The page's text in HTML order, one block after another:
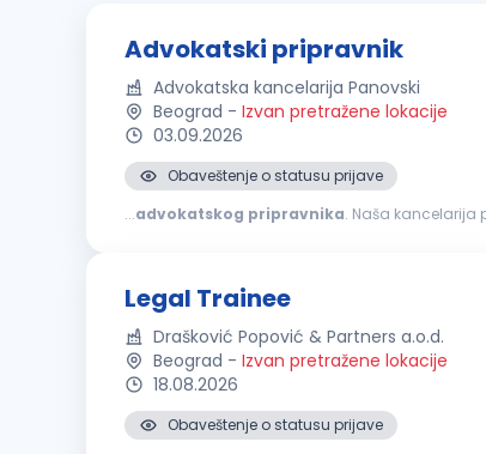
Advokatski pripravnik
Advokatska kancelarija Panovski
Beograd - Izvan pretražene lokacije
03.09.2026
Obaveštenje o statusu prijave
...advokatskog pripravnika. Naša kancelarija
Legal Trainee
Drašković Popović & Partners a.o.d.
Beograd - Izvan pretražene lokacije
18.08.2026
Obaveštenje o statusu prijave